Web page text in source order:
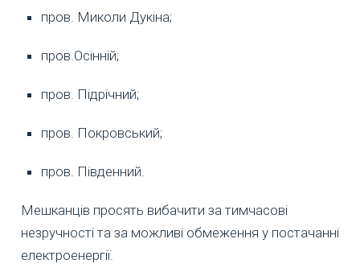
пров. Миколи Дукіна;
пров.Осінній;
пров. Підрічний;
пров. Покровський;
пров. Південний.
Мешканців просять вибачити за тимчасові
незручності та за можливі обмеження у постачанні
електроенергії.